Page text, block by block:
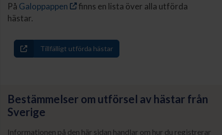
På Galoppappen
finns en lista över alla utförda
hästar.
Tillfälligt utförda hästar
Bestämmelser om utförsel av hästar från
Sverige
Informationen på den här sidan handlar om hur du registrerar